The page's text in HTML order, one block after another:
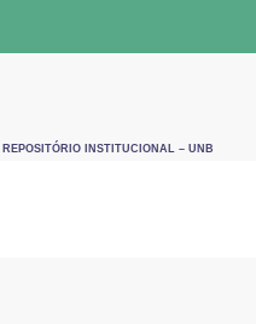
REPOSITÓRIO INSTITUCIONAL – UNB